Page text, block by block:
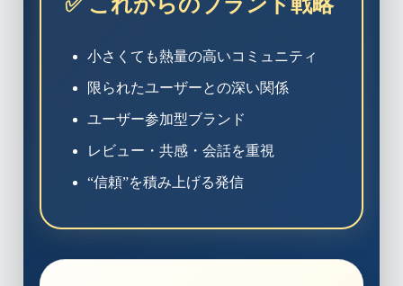
小さくても熱量の高いコミュニティ
限られたユーザーとの深い関係
ユーザー参加型ブランド
レビュー・共感・会話を重視
“信頼”を積み上げる発信